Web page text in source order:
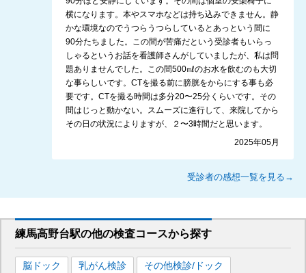
横になります。本やスマホなどは持ち込みできません。静
かな環境なのでうつらうつらしているとあっという間に
90分たちました。この間が苦痛だという受診者もいらっ
しゃるというお話を看護師さんがしていましたが、私は問
題ありませんでした。この間500㎖のお水を飲むのも大切
な事らしいです。CTを撮る前に膀胱をからにする事も必
要です。CTを撮る時間は多分20〜25分くらいです。その
間はじっと動かない。スムーズに進行して、来院してから
その日の状況によりますが、２〜3時間だと思います。
2025年05月
受診者の感想一覧を見る→
練馬高野台駅の他の検査コースから探す
脳ドック 乳がん検診
その他検診/ドック